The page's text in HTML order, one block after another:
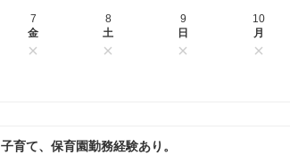
7
金
8
土
9
日
10
月
子育て、保育園勤務経験あり。